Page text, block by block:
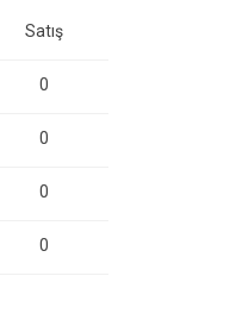
Satış
0
0
0
0